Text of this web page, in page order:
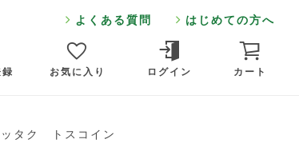
よくある質問 はじめての方へ
お気に入り ログイン カート
ッタク トスコイン